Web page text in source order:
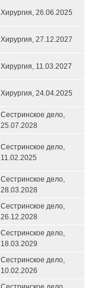
Хирургия, 26.06.2025
Хирургия, 27.12.2027
Хирургия, 11.03.2027
Хирургия, 24.04.2025
Сестринское дело,
25.07.2028
Сестринское дело,
11.02.2025
Сестринское дело,
28.03.2028
Сестринское дело,
26.12.2028
Сестринское дело,
18.03.2029
Сестринское дело,
10.02.2026